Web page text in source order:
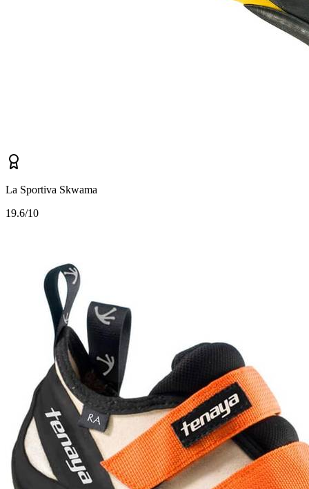
La Sportiva Skwama
19.6/10